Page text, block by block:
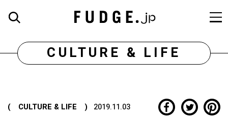
CULTURE & LIFE
( CULTURE & LIFE ) 2019.11.03